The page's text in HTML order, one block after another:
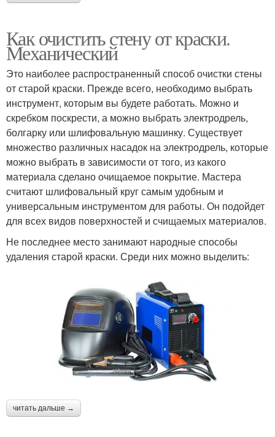
Стен от старой краски Краска с металла
Как очистить стену от краски.
Механический
Это наиболее распространенный способ очистки стены
от старой краски. Прежде всего, необходимо выбрать
инструмент, которым вы будете работать. Можно и
скребком поскрести, а можно выбрать электродрель,
болгарку или шлифовальную машинку. Существует
множество различных насадок на электродрель, которые
можно выбрать в зависимости от того, из какого
материала сделано очищаемое покрытие. Мастера
считают шлифовальный круг самым удобным и
универсальным инструментом для работы. Он подойдет
для всех видов поверхностей и счищаемых материалов.
Не последнее место занимают народные способы
удаления старой краски. Среди них можно выделить:
читать дальше →